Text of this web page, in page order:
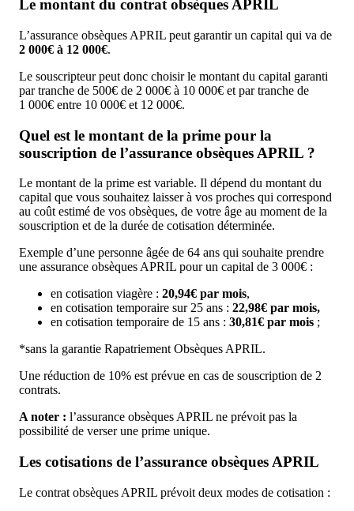
Le montant du contrat obsèques APRIL
L’assurance obsèques APRIL peut garantir un capital qui va de
2 000€ à 12 000€.
Le souscripteur peut donc choisir le montant du capital garanti
par tranche de 500€ de 2 000€ à 10 000€ et par tranche de
1 000€ entre 10 000€ et 12 000€.
Quel est le montant de la prime pour la
souscription de l’assurance obsèques APRIL ?
Le montant de la prime est variable. Il dépend du montant du
capital que vous souhaitez laisser à vos proches qui correspond
au coût estimé de vos obsèques, de votre âge au moment de la
souscription et de la durée de cotisation déterminée.
Exemple d’une personne âgée de 64 ans qui souhaite prendre
une assurance obsèques APRIL pour un capital de 3 000€ :
en cotisation viagère : 20,94€ par mois,
en cotisation temporaire sur 25 ans : 22,98€ par mois,
en cotisation temporaire de 15 ans : 30,81€ par mois ;
*sans la garantie Rapatriement Obsèques APRIL.
Une réduction de 10% est prévue en cas de souscription de 2
contrats.
A noter : l’assurance obsèques APRIL ne prévoit pas la
possibilité de verser une prime unique.
Les cotisations de l’assurance obsèques APRIL
Le contrat obsèques APRIL prévoit deux modes de cotisation :